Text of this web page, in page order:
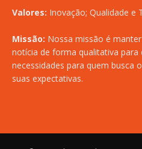
Valores: Inovação; Qualidade e
Missão: Nossa missão é
notícia de forma qualitativa
necessidades para quem busca
suas expectativas.